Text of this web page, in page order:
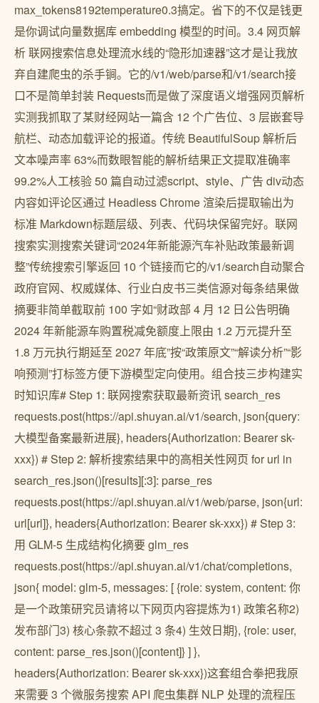
max_tokens8192temperature0.3搞定。省下的不仅是钱更
是你调试向量数据库 embedding 模型的时间。3.4 网页解
析 联网搜索信息处理流水线的“隐形加速器”这才是让我放
弃自建爬虫的杀手锏。它的/v1/web/parse和/v1/search接
口不是简单封装 Requests而是做了深度语义增强网页解析
实测我抓取了某财经网站一篇含 12 个广告位、3 层嵌套导
航栏、动态加载评论的报道。传统 BeautifulSoup 解析后
文本噪声率 63%而数眼智能的解析结果正文提取准确率
99.2%人工核验 50 篇自动过滤script、style、广告 div动态
内容如评论区通过 Headless Chrome 渲染后提取输出为
标准 Markdown标题层级、列表、代码块保留完好。联网
搜索实测搜索关键词“2024年新能源汽车补贴政策最新调
整”传统搜索引擎返回 10 个链接而它的/v1/search自动聚合
政府官网、权威媒体、行业白皮书三类信源对每条结果做
摘要非简单截取前 100 字如“财政部 4 月 12 日公告明确
2024 年新能源车购置税减免额度上限由 1.2 万元提升至
1.8 万元执行期延至 2027 年底”按“政策原文”“解读分析”“影
响预测”打标签方便下游模型定向使用。组合技三步构建实
时知识库# Step 1: 联网搜索获取最新资讯 search_res
requests.post(https://api.shuyan.ai/v1/search, json{query:
大模型备案最新进展}, headers{Authorization: Bearer sk-
xxx}) # Step 2: 解析搜索结果中的高相关性网页 for url in
search_res.json()[results][:3]: parse_res
requests.post(https://api.shuyan.ai/v1/web/parse, json{url:
url[url]}, headers{Authorization: Bearer sk-xxx}) # Step 3:
用 GLM-5 生成结构化摘要 glm_res
requests.post(https://api.shuyan.ai/v1/chat/completions,
json{ model: glm-5, messages: [ {role: system, content: 你
是一个政策研究员请将以下网页内容提炼为1) 政策名称2)
发布部门3) 核心条款不超过 3 条4) 生效日期}, {role: user,
content: parse_res.json()[content]} ] },
headers{Authorization: Bearer sk-xxx})这套组合拳把我原
来需要 3 个微服务搜索 API 爬虫集群 NLP 处理的流程压